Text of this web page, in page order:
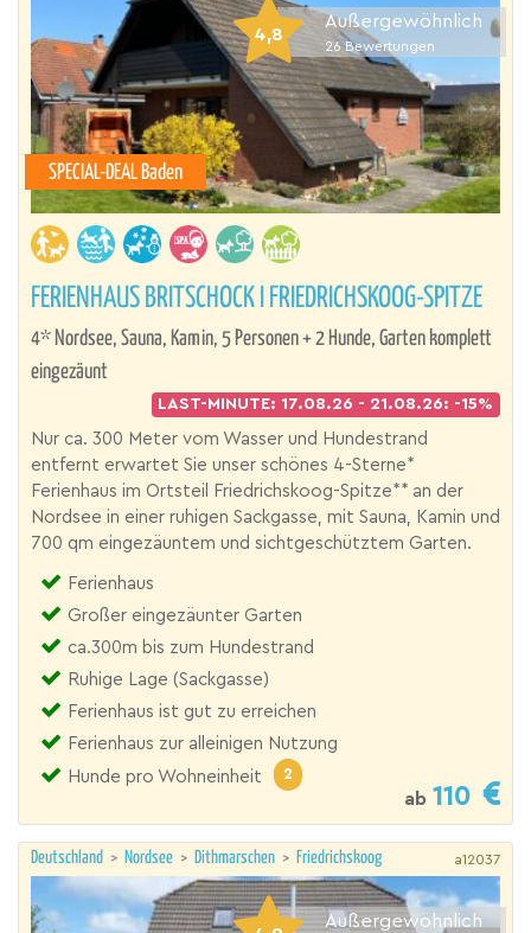
4,8
Außergewöhnlich
26 Bewertungen
SPECIAL-DEAL Baden
FERIENHAUS BRITSCHOCK I FRIEDRICHSKOOG-SPITZE
4* Nordsee, Sauna, Kamin, 5 Personen + 2 Hunde, Garten komplett
eingezäunt
LAST-MINUTE: 17.08.26 - 21.08.26: -15%
Nur ca. 300 Meter vom Wasser und Hundestrand
entfernt erwartet Sie unser schönes 4-Sterne*
Ferienhaus im Ortsteil Friedrichskoog-Spitze** an der
Nordsee in einer ruhigen Sackgasse, mit Sauna, Kamin und
700 qm eingezäuntem und sichtgeschütztem Garten.
Ferienhaus
Großer eingezäunter Garten
ca.300m bis zum Hundestrand
Ruhige Lage (Sackgasse)
Ferienhaus ist gut zu erreichen
Ferienhaus zur alleinigen Nutzung
Hunde pro Wohneinheit
2
ab 110
Deutschland > Nordsee > Dithmarschen > Friedrichskoog a12037
Außergewöhnlich